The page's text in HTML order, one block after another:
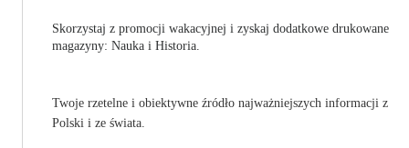
Skorzystaj z promocji wakacyjnej i zyskaj dodatkowe drukowane
magazyny: Nauka i Historia.
Twoje rzetelne i obiektywne źródło najważniejszych informacji z
Polski i ze świata.